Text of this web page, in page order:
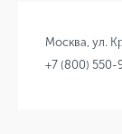
Москва, ул.
+7 (800) 550-